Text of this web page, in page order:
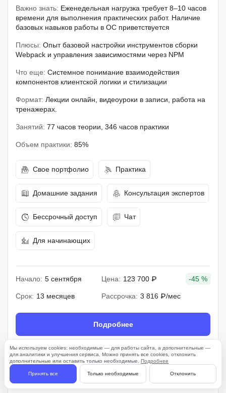
Важно знать: Еженедельная нагрузка требует 8–10 часов
времени для выполнения практических работ. Наличие
базовых навыков работы в ОС приветствуется
Плюсы: Опыт базовой настройки инструментов сборки
Webpack и управления зависимостями через NPM
Что еще: Системное понимание взаимодействия
компонентов клиентской логики и стилизации
Формат: Лекции онлайн, видеоуроки в записи, работа на
тренажерах.
Занятий: 77 часов теории, 346 часов практики
Объем практики: 85%
Свое портфолио Практика
Домашние задания Консультация экспертов
Бессрочный доступ Чат
Для начинающих
Начало: 5 сентября Цена: 123 700 ₽ -45 %
Срок: 13 месяцев Рассрочка: 3 816 ₽/мес
Подробнее
4.7
261 отзыв
Мы используем cookies: необходимые — для работы сайта, а дополнительные —
для аналитики и улучшения сервиса. Можно принять все cookies, отклонить
дополнительные или оставить только необходимые. Подробнее
Принять все Только необходимые Отклонить